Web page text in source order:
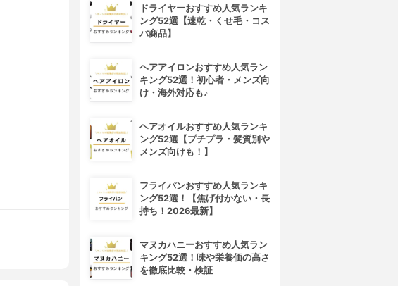
ドライヤーおすすめ人気ランキ
ング52選【速乾・くせ毛・コス
パ商品】
ヘアアイロンおすすめ人気ラン
キング52選！初心者・メンズ向
け・海外対応も♪
ヘアオイルおすすめ人気ランキ
ング52選【プチプラ・髪質別や
メンズ向けも！】
フライパンおすすめ人気ランキ
ング52選！【焦げ付かない・長
持ち！2026最新】
マヌカハニーおすすめ人気ラン
キング52選！味や栄養価の高さ
を徹底比較・検証